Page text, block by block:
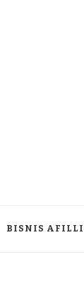
BISNIS